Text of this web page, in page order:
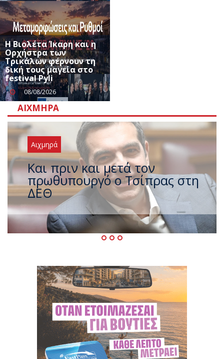
Η Βιολέτα Ίκαρη και η
Ορχήστρα των
Τρικάλων φέρνουν τη
δική τους μαγεία στο
festival Pyli
08/08/2026
ΑΙΧΜΗΡΆ
Αιχμηρά
Έρχεται νέο ισχυρό κύμα
ζέστης με 40 βαθμούς Κελσίου
– Ο καιρός έως τον
Δεκαπενταύγουστο